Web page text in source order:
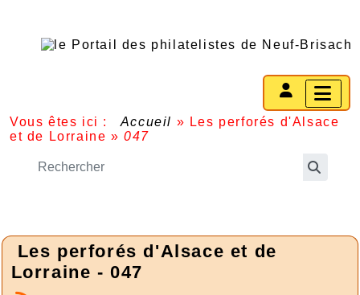
Vous êtes ici : Accueil » Les perforés d'Alsace
et de Lorraine »047
Les perforés d'Alsace et de
Lorraine - 047